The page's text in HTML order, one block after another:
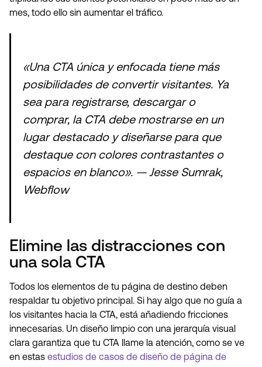
mes, todo ello sin aumentar el tráfico.
«Una CTA única y enfocada tiene más
posibilidades de convertir visitantes. Ya
sea para registrarse, descargar o
comprar, la CTA debe mostrarse en un
lugar destacado y diseñarse para que
destaque con colores contrastantes o
espacios en blanco». — Jesse Sumrak,
Webflow
Elimine las distracciones con
una sola CTA
Todos los elementos de tu página de destino deben
respaldar tu objetivo principal. Si hay algo que no guía a
los visitantes hacia la CTA, está añadiendo fricciones
innecesarias. Un diseño limpio con una jerarquía visual
clara garantiza que tu CTA llame la atención, como se ve
en estas estudios de casos de diseño de página de